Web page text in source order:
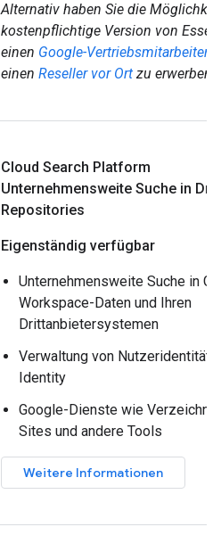
Alternativ haben Sie die
kostenpflichtige Version von
einen Google-Vertriebsmitarbeiter
einen Reseller vor Ort zu erwerben.
Cloud Search Platform
Unternehmensweite Suche in
Repositories
Eigenständig verfügbar
Unternehmensweite Suche in
Workspace-Daten und Ihren
Drittanbietersystemen
Verwaltung von
Identity
Google-Dienste wie
Sites und andere Tools
Weitere Informationen